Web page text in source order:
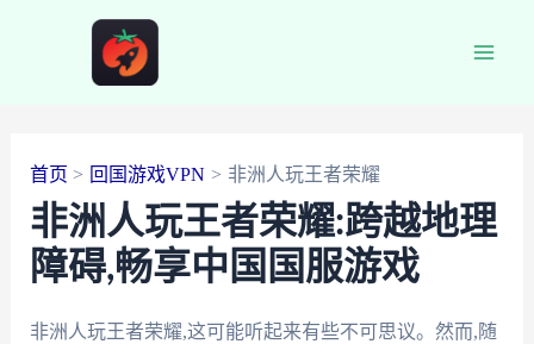
首页 回国游戏VPN 非洲人玩王者荣耀
非洲人玩王者荣耀:跨越地理
障碍,畅享中国国服游戏
非洲人玩王者荣耀,这可能听起来有些不可思议。然而,随